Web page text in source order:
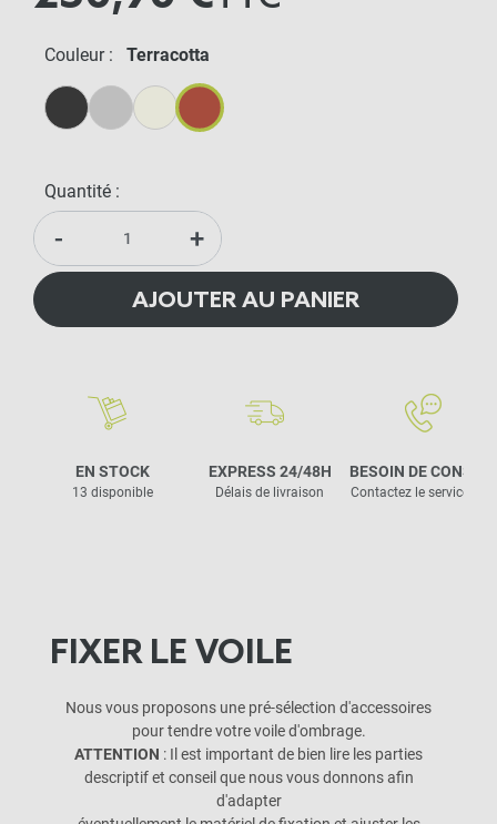
Couleur : Terracotta
Quantité :
- +
AJOUTER AU PANIER
EN STOCK
13 disponible
EXPRESS 24/48H
Délais de livraison
BESOIN DE CONSEIL
Contactez le service
FIXER LE VOILE
Nous vous proposons une pré-sélection d'accessoires
pour tendre votre voile d'ombrage.
ATTENTION : Il est important de bien lire les parties
descriptif et conseil que nous vous donnons afin
d'adapter